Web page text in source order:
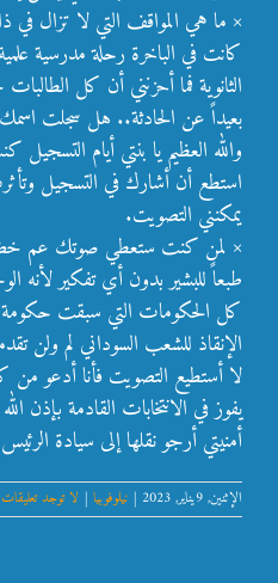
× ما هي المواقف التي لا تزال في
كانت في الباخرة رحلة مدرسية
الثانوية فما أحزنني أن كل
بعيداً عن الحادثة.. هل سجلت اسمك
والله العظيم يا بنتي أيام
استطع أن أشارك في التسجيل
يمكنني التصويت.
× لمن كنت ستعطي صوتك عم
طبعاً للبشير بدون أي تفكير لأنه
كل الحكومات التي سبقت حكومة
الإنقاذ للشعب السوداني لم ولن
لا أستطيع التصويت فأنا أدعو من
يفوز في الانتخابات القادمة بإذن
أمنيتي أرجو نقلها إلى سيادة
الإثنين, 9يناير, 2023 | نيلوفوبيا | لا توجد تعليقات